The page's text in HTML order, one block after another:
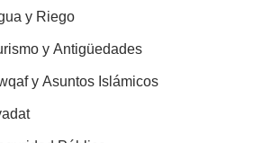
y Riego
y Antigüedades
y Asuntos Islámicos